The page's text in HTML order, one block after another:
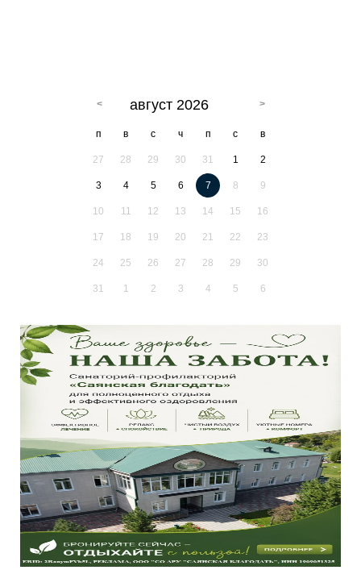
август 2026
п в с ч п с в
27 28 29 30 31 1 2
3 4 5 6 7 8 9
10 11 12 13 14 15 16
17 18 19 20 21 22 23
24 25 26 27 28 29 30
31 1 2 3 4 5 6